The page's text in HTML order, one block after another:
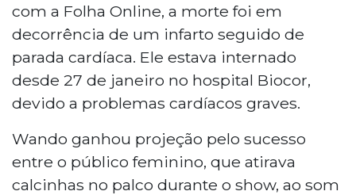
com a Folha Online, a morte foi em
decorrência de um infarto seguido de
parada cardíaca. Ele estava internado
desde 27 de janeiro no hospital Biocor,
devido a problemas cardíacos graves.
Wando ganhou projeção pelo sucesso
entre o público feminino, que atirava
calcinhas no palco durante o show, ao som